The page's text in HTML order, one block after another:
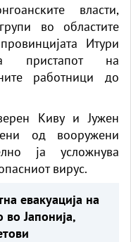
власти,
во областите
Итури
пристапот на
работници до
Киву и Јужен
од вооружени
ја усложнува
вирус.
евакуација на
во Јапонија,